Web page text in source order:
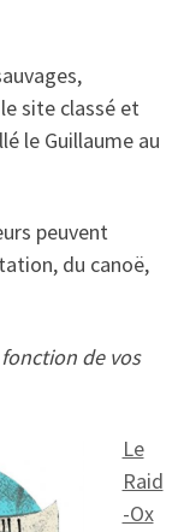
site classé et
le Guillaume au
peuvent
du canoë,
de vos
Le
Raid
-Ox